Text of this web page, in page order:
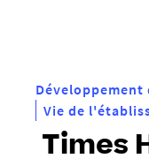
Développement
Vie de
Times